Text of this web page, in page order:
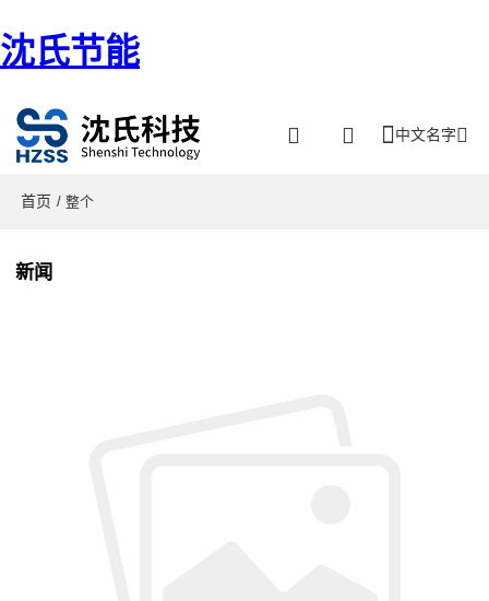
沈氏节能
中文名字
首页 / 整个
新闻